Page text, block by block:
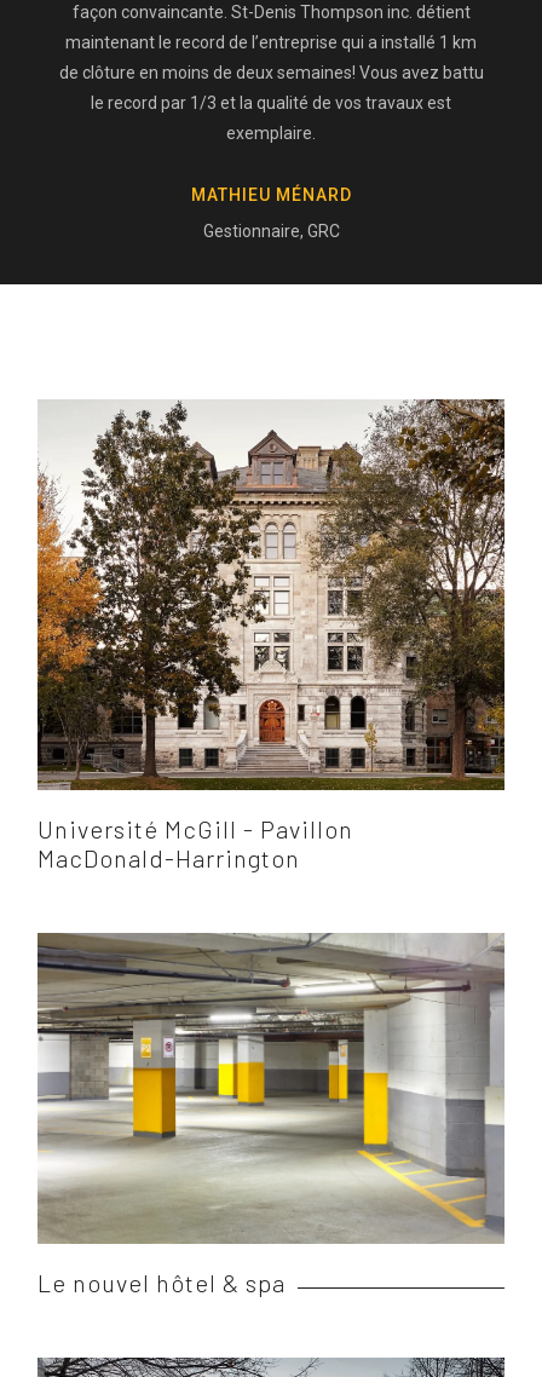
façon convaincante. St-Denis Thompson inc. détient
maintenant le record de l’entreprise qui a installé 1 km
de clôture en moins de deux semaines! Vous avez battu
le record par 1/3 et la qualité de vos travaux est
exemplaire.
MATHIEU MÉNARD
Gestionnaire, GRC
Université McGill - Pavillon
MacDonald-Harrington
Le nouvel hôtel & spa